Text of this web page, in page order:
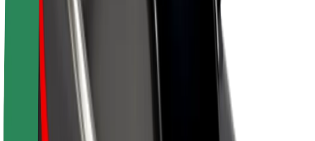
Trabaja con nosotros
Acerca de Bolt
Sostenibilidad en Bolt
Project Zero
Blog